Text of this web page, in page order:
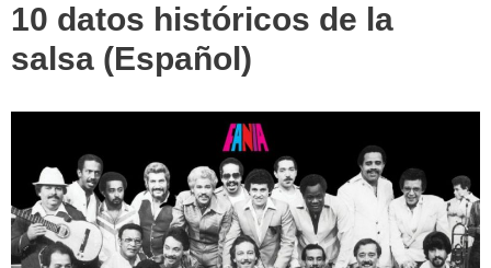
10 datos históricos de la
salsa (Español)